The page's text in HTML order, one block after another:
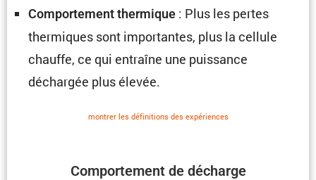
Compor­te­ment de décharge
Compor­te­ment thermique : Plus les pertes
thermiques sont impor­tantes, plus la cellule
chauffe, ce qui entraîne une puissance
déchargée plus élevée.
montrer les défini­tions des expériences